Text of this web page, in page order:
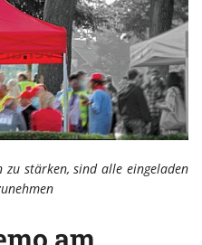
zu stärken, sind alle eingeladen